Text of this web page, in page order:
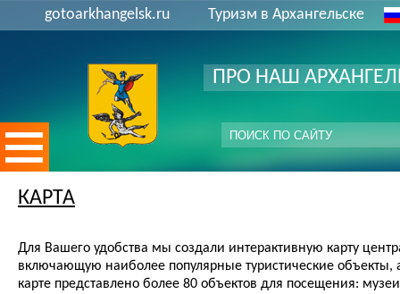
gotoarkhangelsk.ru Туризм в Архангельске
ПРО НАШ
КАРТА
Для Вашего удобства мы создали интерактивную карту
включающую наиболее популярные туристические объекты,
карте представлено более 80 объектов для посещения: